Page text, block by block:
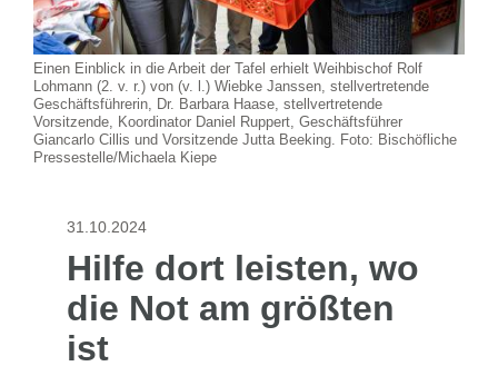
Einen Einblick in die Arbeit der Tafel erhielt Weihbischof Rolf
Lohmann (2. v. r.) von (v. l.) Wiebke Janssen, stellvertretende
Geschäftsführerin, Dr. Barbara Haase, stellvertretende
Vorsitzende, Koordinator Daniel Ruppert, Geschäftsführer
Giancarlo Cillis und Vorsitzende Jutta Beeking. Foto: Bischöfliche
Pressestelle/Michaela Kiepe
31.10.2024
Hilfe dort leisten, wo
die Not am größten
ist